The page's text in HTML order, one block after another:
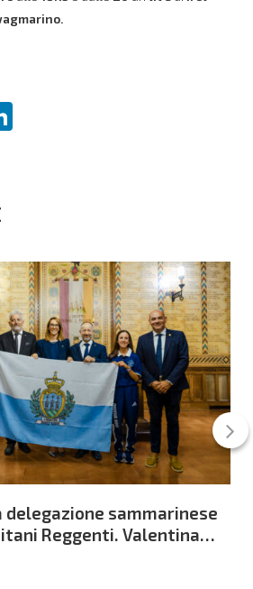
delegazione sammarinese
Reggenti. Valentina
Frisoni i due